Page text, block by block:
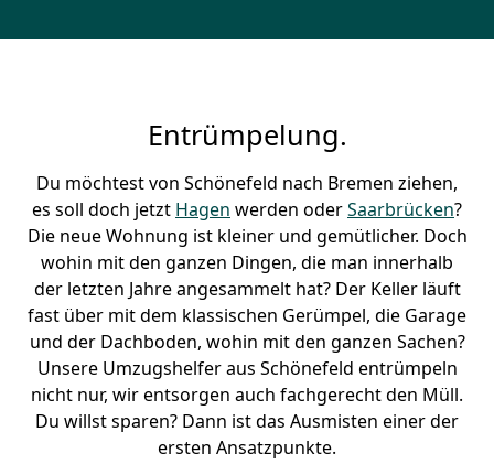
Entrümpelung.
Du möchtest von Schönefeld nach Bremen ziehen,
es soll doch jetzt Hagen werden oderSaarbrücken?
Die neue Wohnung ist kleiner und gemütlicher. Doch
wohin mit den ganzen Dingen, die man innerhalb
der letzten Jahre angesammelt hat? Der Keller läuft
fast über mit dem klassischen Gerümpel, die Garage
und der Dachboden, wohin mit den ganzen Sachen?
Unsere Umzugshelfer aus Schönefeld entrümpeln
nicht nur, wir entsorgen auch fachgerecht den Müll.
Du willst sparen? Dann ist das Ausmisten einer der
ersten Ansatzpunkte.